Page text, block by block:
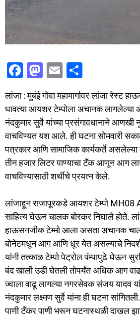
F
c
e
b
o
o
k
M
a
st
o
d
o
n
E
ai
l
ar
e
लांजा : मुबंई गोवा महामार्गावर लांजा रेस्ट
धावत्या आयशर टेम्पोला अचानक
नंदकुमार सुर्वे यांच्या प्रसंगावधानाने आणखी
वाचविण्यत यश आले. ही घटना सोमवारी
पत्रकार आणि सामाजिक कार्यकर्ते असलेल्या
तीन हजार लिटर पाण्याचा टॅंक आणून आग
वाचविण्यासाठी शर्थीचे प्रयत्न केले.
लांजाहून राजापूरकडे आयशर टेम्पो MH08
साहित्य घेऊन चालक बोरकर निघाले होते.
हाऊसनजीक टेम्मो आला असता अचानक
बोनेटमधून आग आणि धूर येत असल्याचे
यांनी तत्काळ टेम्पो पेट्रोल पंम्पापुढे घेऊन
बंद खाली उडी घेतली तोपर्यंत अधिक आग
ज्वाला वाढू लागल्या नगरसेवक संजय यादव
नंदकुमार लक्ष्मण सुर्वे यांना ही घटना
पाणी टँकर पाणी भरून घटनास्थळी दाखल